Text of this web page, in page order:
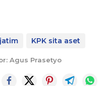
KPK sita aset
Agus Prasetyo